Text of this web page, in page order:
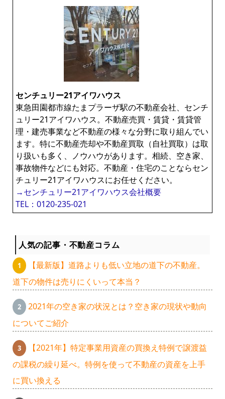
センチュリー21アイワハウス
東急田園都市線たまプラーザ駅の不動産会社、センチ
ュリー21アイワハウス。不動産売買・賃貸・賃貸管
理・建売事業など不動産の様々な分野に取り組んでい
ます。特に不動産売却や不動産買取（自社買取）は取
り扱いも多く、ノウハウがあります。相続、空き家、
事故物件などにも対応。不動産・住宅のことならセン
チュリー21アイワハウスにお任せください。
→センチュリー21アイワハウス会社概要
TEL：0120-235-021
人気の記事・不動産コラム
【最新版】道路よりも低い立地の道下の不動産。
道下の物件は売りにくいって本当？
2021年の空き家の状況とは？空き家の現状や動向
についてご紹介
【2021年】特定事業用資産の買換え特例で譲渡益
の課税の繰り延べ。特例を使って不動産の資産を上手
に買い換える